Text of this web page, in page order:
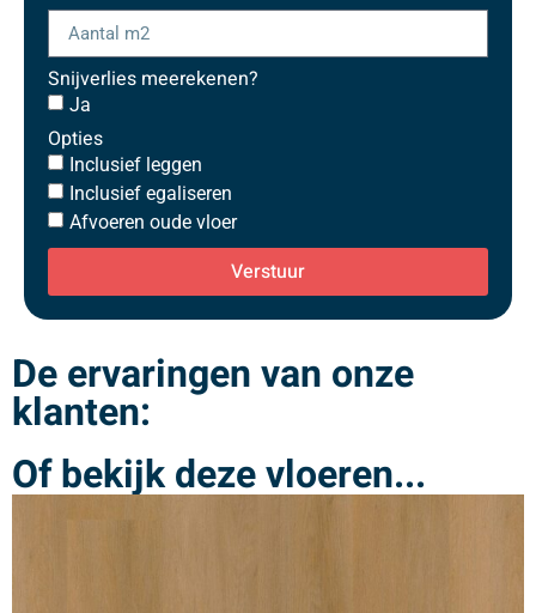
Snijverlies meerekenen?
Ja
Opties
Inclusief leggen
Inclusief egaliseren
Afvoeren oude vloer
Verstuur
De ervaringen van onze
klanten:
Of bekijk deze vloeren...